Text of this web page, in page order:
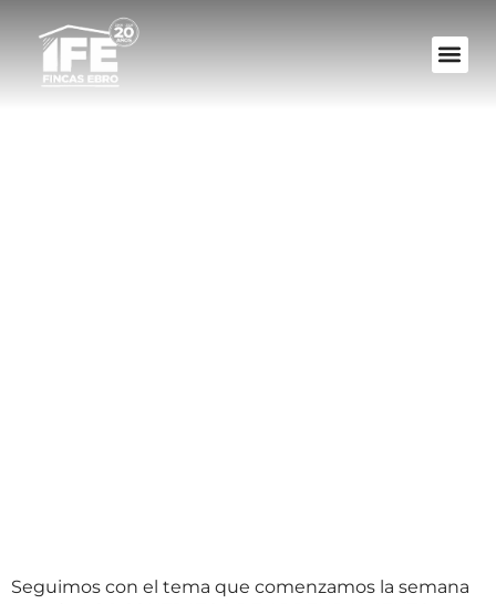
Seguimos con el tema que comenzamos la semana